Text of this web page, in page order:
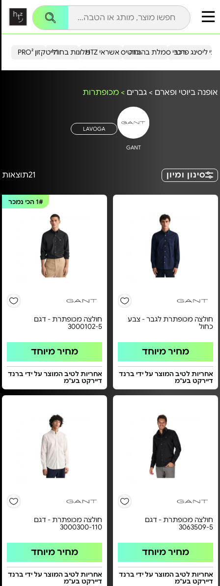
הייטקזון PRO²מלונות בחו"ל כרטיס אשראי HTZ ליסינג פרטירכבי סמלת בהנחה
אופנה ביוטי ופארם > גברים > מכופתרות
GANT
LAVOGA
סינון ומיון 21תוצאות
חולצה מכופתרת לגבר - צבע
כחול
מחיר מיוחד
אחריות לטיב המוצר על ידי ברנד
דיירקט בע"מ
1#הכי נמכר
חולצה מכופתרת - דגם
3000102-5
מחיר מיוחד
אחריות לטיב המוצר על ידי ברנד
דיירקט בע"מ
חולצה מכופתרת - דגם
3063509-5
מחיר מיוחד
אחריות לטיב המוצר על ידי ברנד
דיירקט בע"מ
חולצה מכופתרת - דגם
3000300-110
מחיר מיוחד
אחריות לטיב המוצר על ידי ברנד
דיירקט בע"מ